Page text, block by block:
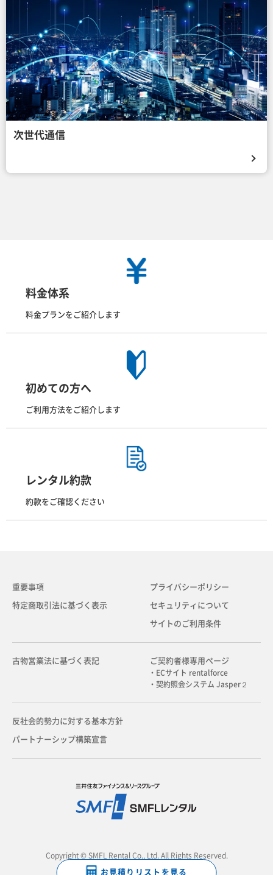
お見積りリストを見る
次世代通信
料金体系
料金プランをご紹介します
初めての方へ
ご利用方法をご紹介します
レンタル約款
約款をご確認ください
重要事項
特定商取引法に基づく表示
プライバシーポリシー
セキュリティについて
サイトのご利用条件
古物営業法に基づく表記 ご契約者様専用ページ
・ECサイト rentalforce
・契約照会システム Jasper２
反社会的勢力に対する基本方針
パートナーシップ構築宣言
Copyright © SMFL Rental Co., Ltd. All Rights Reserved.